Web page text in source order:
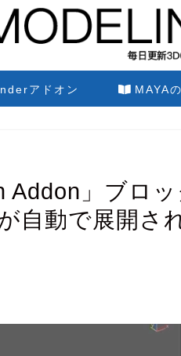
アドオン MAYA
Addon」ブロ
自動で展開さ